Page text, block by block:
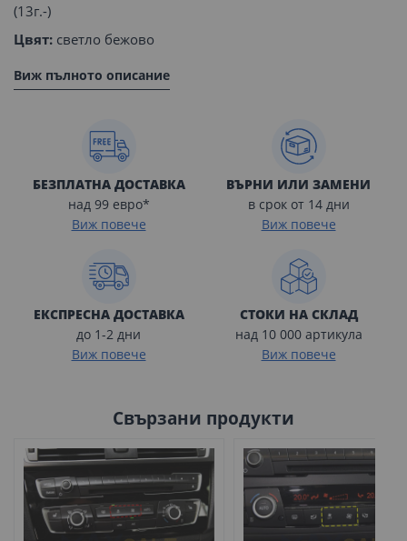
(13г.-)
Цвят: светло бежово
Виж пълното описание
БЕЗПЛАТНА ДОСТАВКА
над 99 евро*
Виж повече
ВЪРНИ ИЛИ ЗАМЕНИ
в срок от 14 дни
Виж повече
ЕКСПРЕСНА ДОСТАВКА
до 1-2 дни
Виж повече
СТОКИ НА СКЛАД
над 10 000 артикула
Виж повече
Свързани продукти